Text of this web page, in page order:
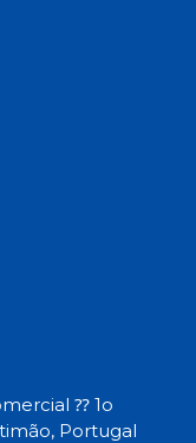
⁇ 1o
Portugal